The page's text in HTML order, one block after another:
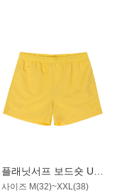
플래닛서프 보드숏 UMB008YPS
사이즈 M(32)~XXL(38)